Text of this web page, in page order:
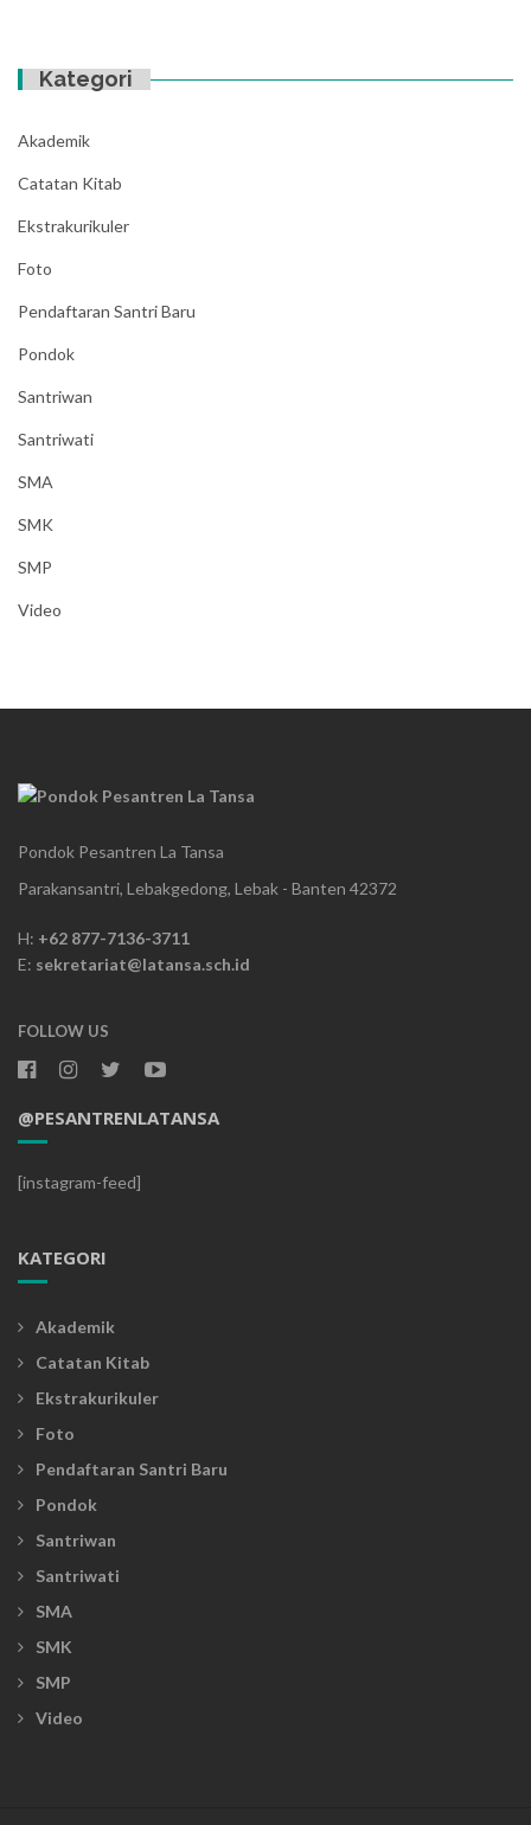
Kategori
Akademik
Catatan Kitab
Ekstrakurikuler
Foto
Pendaftaran Santri Baru
Pondok
Santriwan
Santriwati
SMA
SMK
SMP
Video
Pondok Pesantren La Tansa
Parakansantri, Lebakgedong, Lebak - Banten 42372
H: +62 877-7136-3711
E: sekretariat@latansa.sch.id
FOLLOW US
@PESANTRENLATANSA
[instagram-feed]
KATEGORI
Akademik
Catatan Kitab
Ekstrakurikuler
Foto
Pendaftaran Santri Baru
Pondok
Santriwan
Santriwati
SMA
SMK
SMP
Video